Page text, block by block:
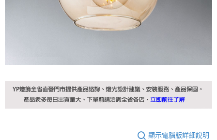
顯示電腦版詳細說明